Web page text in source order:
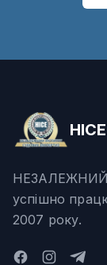
НІСЕ
успішно
2007 року.